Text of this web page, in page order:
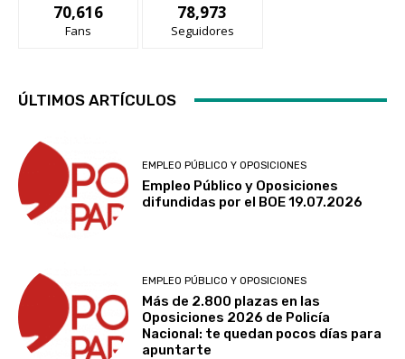
70,616
Fans
78,973
Seguidores
ÚLTIMOS ARTÍCULOS
EMPLEO PÚBLICO Y OPOSICIONES
Empleo Público y Oposiciones
difundidas por el BOE 19.07.2026
EMPLEO PÚBLICO Y OPOSICIONES
Más de 2.800 plazas en las
Oposiciones 2026 de Policía
Nacional: te quedan pocos días para
apuntarte